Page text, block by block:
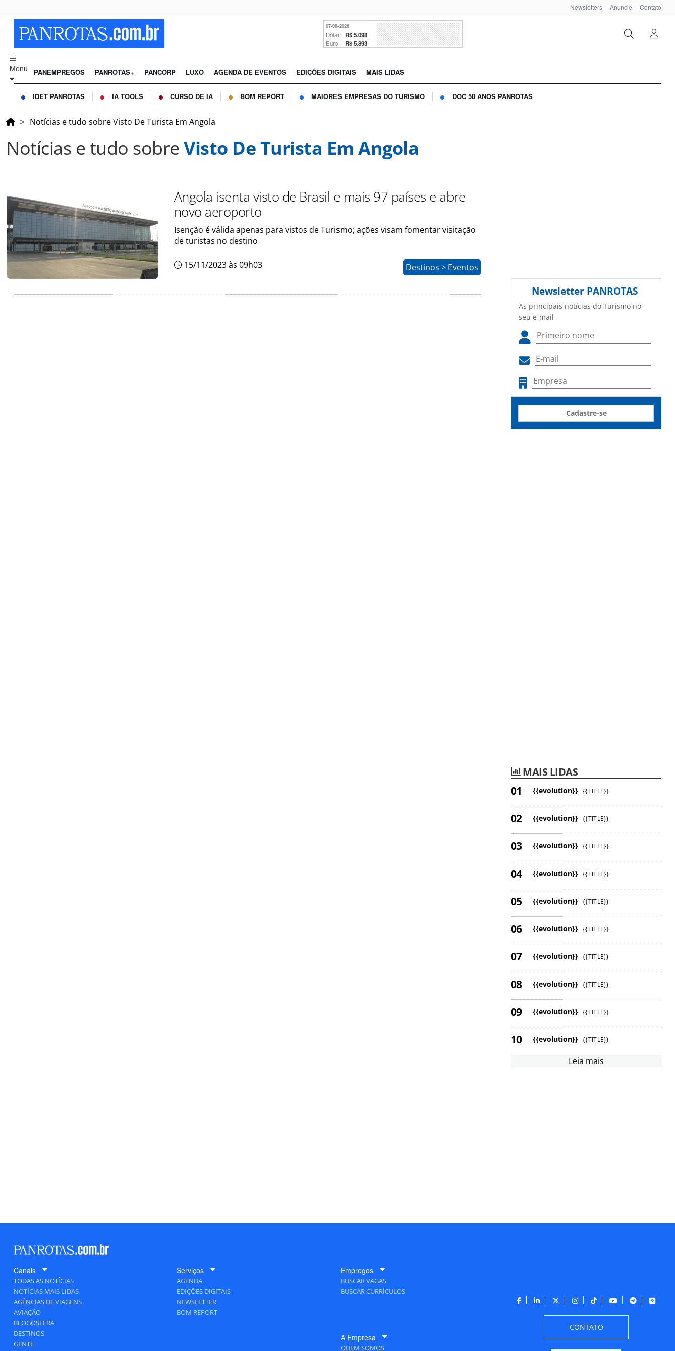
Newsletters Anuncie Contato
07-08-2026
Dólar R$ 5.098
Euro R$ 5.893
Menu PANEMPREGOS PANROTAS+ PANCORP LUXO AGENDA DE EVENTOS EDIÇÕES DIGITAIS MAIS LIDAS
IDET PANROTAS IA TOOLS CURSO DE IA BOM REPORT MAIORES EMPRESAS DO TURISMO DOC 50 ANOS PANROTAS
Notícias e tudo sobre Visto De Turista Em Angola
Notícias e tudo sobreVisto De Turista Em Angola
Angola isenta visto de Brasil e mais 97 países e abre
novo aeroporto
Isenção é válida apenas para vistos de Turismo; ações visam fomentar visitação
de turistas no destino
15/11/2023 às 09h03 Destinos > Eventos
Newsletter PANROTAS
As principais notícias do Turismo no
seu e-mail
Cadastre-se
MAIS LIDAS
{{evolution}} {{TITLE}}
{{evolution}} {{TITLE}}
{{evolution}} {{TITLE}}
{{evolution}} {{TITLE}}
{{evolution}} {{TITLE}}
{{evolution}} {{TITLE}}
{{evolution}} {{TITLE}}
{{evolution}} {{TITLE}}
{{evolution}} {{TITLE}}
{{evolution}} {{TITLE}}
Leia mais
Canais
TODAS AS NOTÍCIAS
NOTÍCIAS MAIS LIDAS
AGÊNCIAS DE VIAGENS
AVIAÇÃO
BLOGOSFERA
DESTINOS
GENTE
Serviços
AGENDA
EDIÇÕES DIGITAIS
NEWSLETTER
BOM REPORT
Empregos
BUSCAR VAGAS
BUSCAR CURRÍCULOS
A Empresa
QUEM SOMOS
CONTATO